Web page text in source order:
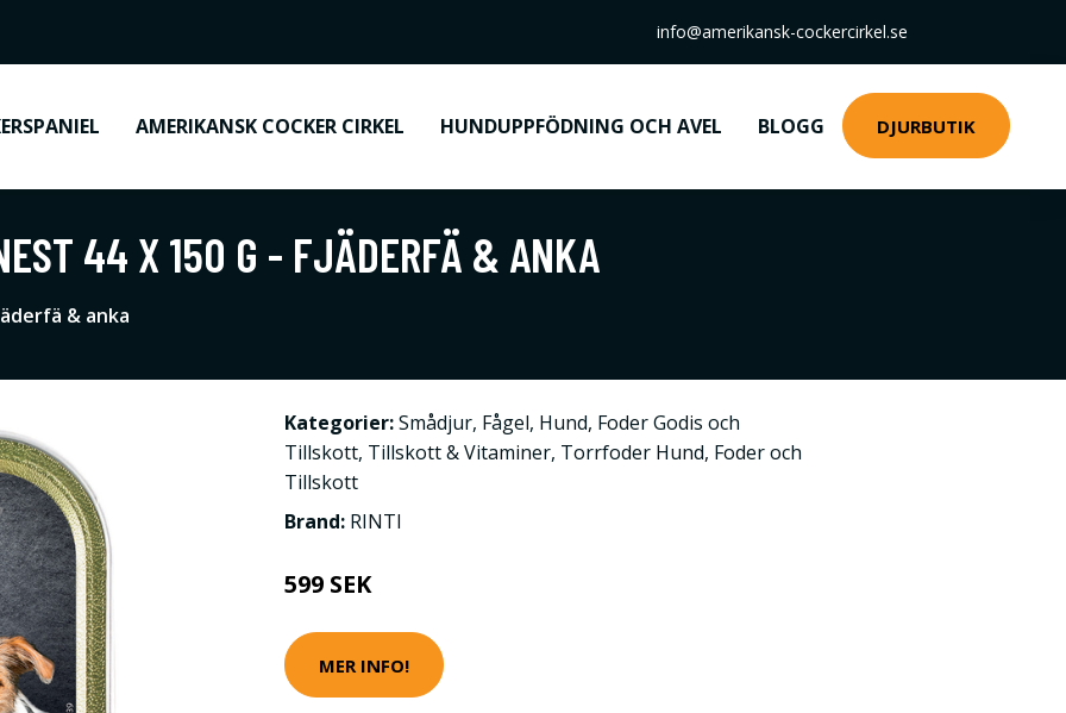
info@amerikansk-cockercirkel.se
AMERIKANSK COCKER CIRKEL HUNDUPPFÖDNING OCH AVEL BLOGG DJURBUTIK
44 X 150 G - FJÄDERFÄ & ANKA
& anka
Kategorier:Smådjur, Fågel, Hund, Foder Godis och
Tillskott, Tillskott & Vitaminer, Torrfoder Hund, Foder och
Tillskott
Brand: RINTI
599 SEK
MER INFO!